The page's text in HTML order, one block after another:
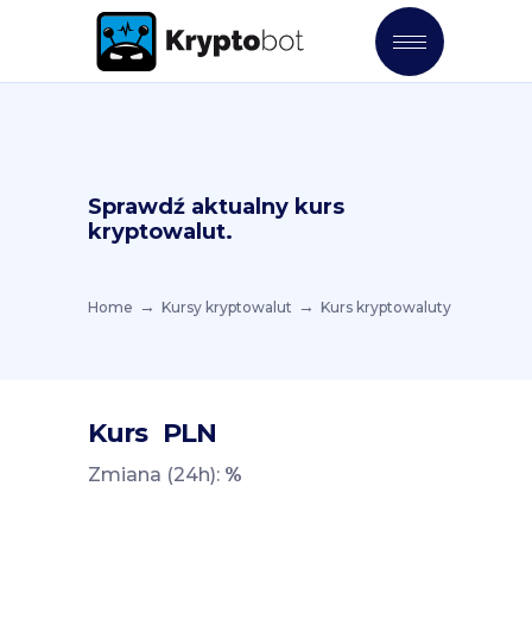
Sprawdź aktualny kurs
kryptowalut.
Home Kursy kryptowalut Kurs kryptowaluty
Kurs PLN
Zmiana (24h): %